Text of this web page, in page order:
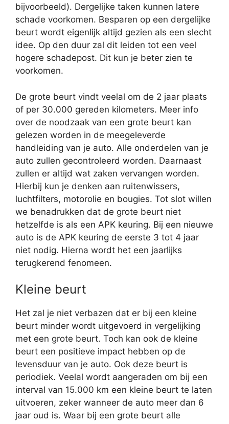
bijvoorbeeld). Dergelijke taken kunnen latere
schade voorkomen. Besparen op een dergelijke
beurt wordt eigenlijk altijd gezien als een slecht
idee. Op den duur zal dit leiden tot een veel
hogere schadepost. Dit kun je beter zien te
voorkomen.
De grote beurt vindt veelal om de 2 jaar plaats
of per 30.000 gereden kilometers. Meer info
over de noodzaak van een grote beurt kan
gelezen worden in de meegeleverde
handleiding van je auto. Alle onderdelen van je
auto zullen gecontroleerd worden. Daarnaast
zullen er altijd wat zaken vervangen worden.
Hierbij kun je denken aan ruitenwissers,
luchtfilters, motorolie en bougies. Tot slot willen
we benadrukken dat de grote beurt niet
hetzelfde is als een APK keuring. Bij een nieuwe
auto is de APK keuring de eerste 3 tot 4 jaar
niet nodig. Hierna wordt het een jaarlijks
terugkerend fenomeen.
Kleine beurt
Het zal je niet verbazen dat er bij een kleine
beurt minder wordt uitgevoerd in vergelijking
met een grote beurt. Toch kan ook de kleine
beurt een positieve impact hebben op de
levensduur van je auto. Ook deze beurt is
periodiek. Veelal wordt aangeraden om bij een
interval van 15.000 km een kleine beurt te laten
uitvoeren, zeker wanneer de auto meer dan 6
jaar oud is. Waar bij een grote beurt alle